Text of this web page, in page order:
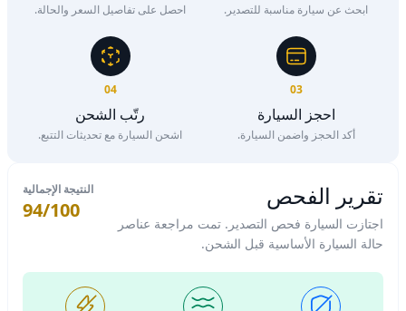
ابحث عن سيارة مناسبة للتصدير. احصل على تفاصيل السعر والحالة.
03
احجز السيارة
أكد الحجز واضمن السيارة.
04
رتّب الشحن
اشحن السيارة مع تحديثات التتبع.
تقرير الفحص
اجتازت السيارة فحص التصدير. تمت مراجعة عناصر
حالة السيارة الأساسية قبل الشحن.
النتيجة الإجمالية
94/100